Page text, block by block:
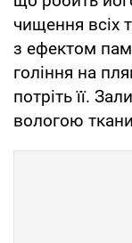
чищення всіх
з ефектом
гоління на
потріть її.
вологою